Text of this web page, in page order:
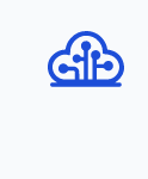
content